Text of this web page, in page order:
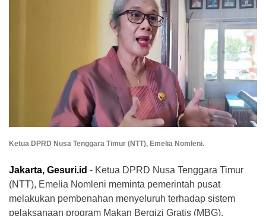
Ketua DPRD Nusa Tenggara Timur (NTT), Emelia Nomleni.
Jakarta, Gesuri.id - Ketua DPRD Nusa Tenggara Timur
(NTT), Emelia Nomleni meminta pemerintah pusat
melakukan pembenahan menyeluruh terhadap sistem
pelaksanaan program Makan Bergizi Gratis (MBG).